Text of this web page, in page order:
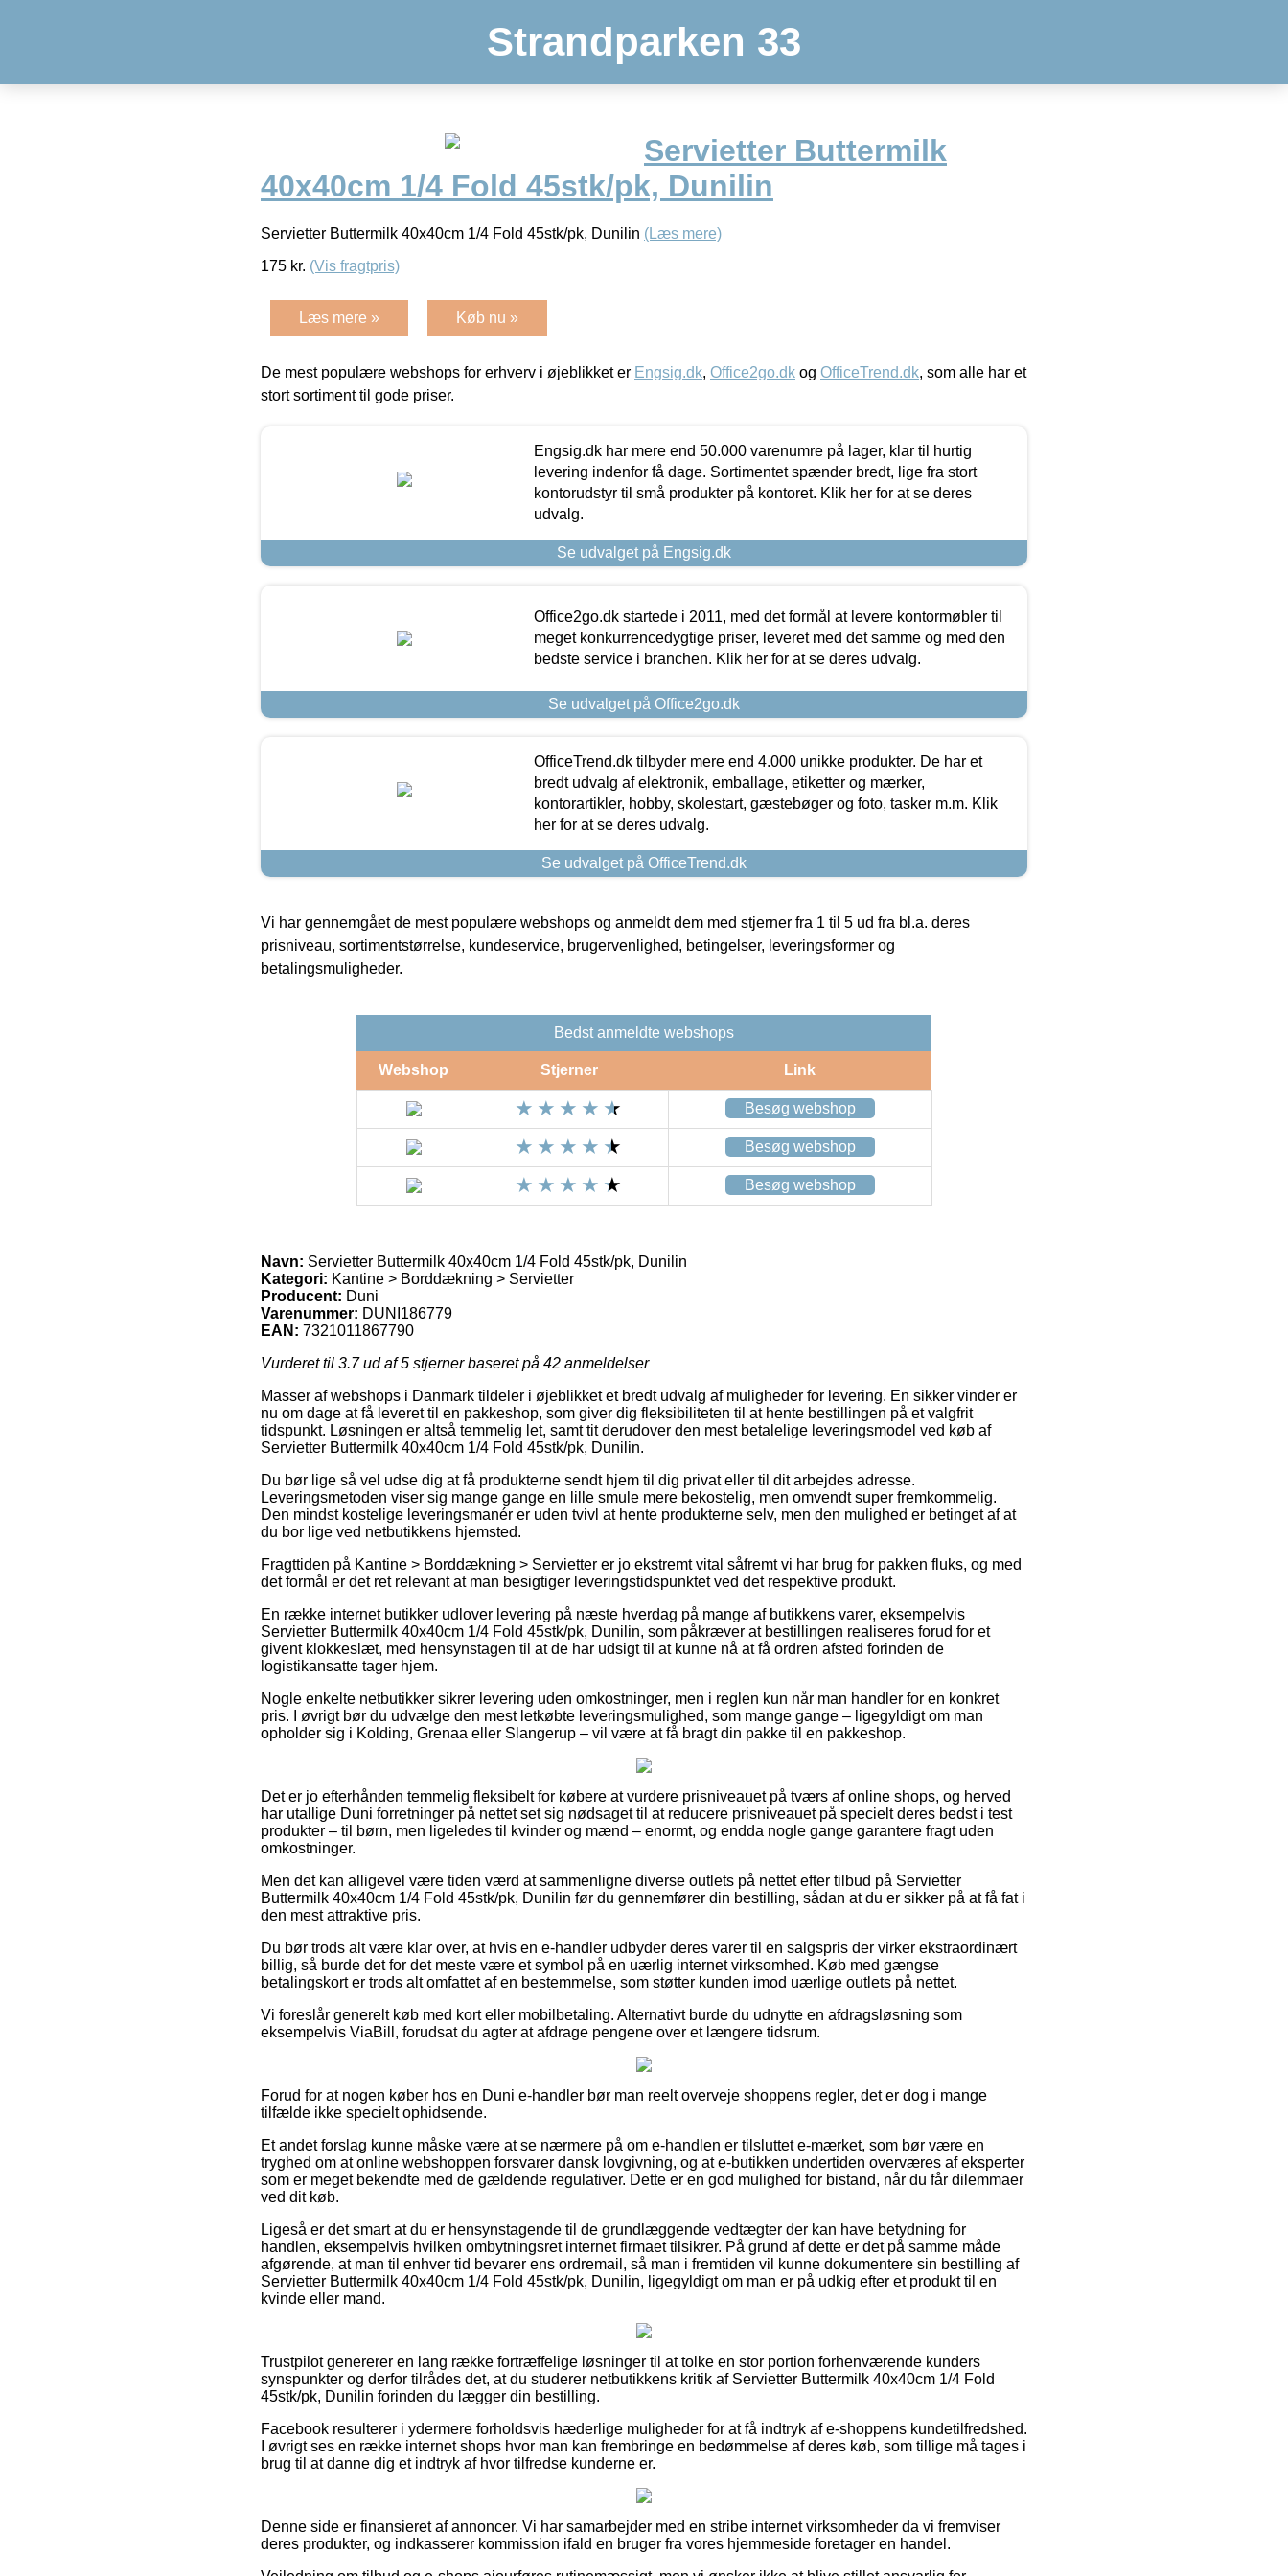
Strandparken 33
Servietter Buttermilk
40x40cm 1/4 Fold 45stk/pk, Dunilin
Servietter Buttermilk 40x40cm 1/4 Fold 45stk/pk, Dunilin (Læs mere)
175 kr. (Vis fragtpris)
Læs mere » Køb nu »
De mest populære webshops for erhverv i øjeblikket er Engsig.dk, Office2go.dk og OfficeTrend.dk, som alle har et
stort sortiment til gode priser.
Engsig.dk har mere end 50.000 varenumre på lager, klar til hurtig
levering indenfor få dage. Sortimentet spænder bredt, lige fra stort
kontorudstyr til små produkter på kontoret. Klik her for at se deres
udvalg.
Se udvalget på Engsig.dk
Office2go.dk startede i 2011, med det formål at levere kontormøbler til
meget konkurrencedygtige priser, leveret med det samme og med den
bedste service i branchen. Klik her for at se deres udvalg.
Se udvalget på Office2go.dk
OfficeTrend.dk tilbyder mere end 4.000 unikke produkter. De har et
bredt udvalg af elektronik, emballage, etiketter og mærker,
kontorartikler, hobby, skolestart, gæstebøger og foto, tasker m.m. Klik
her for at se deres udvalg.
Se udvalget på OfficeTrend.dk
Vi har gennemgået de mest populære webshops og anmeldt dem med stjerner fra 1 til 5 ud fra bl.a. deres
prisniveau, sortimentstørrelse, kundeservice, brugervenlighed, betingelser, leveringsformer og
betalingsmuligheder.
Bedst anmeldte webshops
Webshop Stjerner Link
Besøg webshop
Besøg webshop
Besøg webshop
Navn: Servietter Buttermilk 40x40cm 1/4 Fold 45stk/pk, Dunilin
Kategori: Kantine > Borddækning > Servietter
Producent: Duni
Varenummer: DUNI186779
EAN: 7321011867790
Vurderet til 3.7ud af 5 stjerner baseret på 42 anmeldelser
Masser af webshops i Danmark tildeler i øjeblikket et bredt udvalg af muligheder for levering. En sikker vinder er
nu om dage at få leveret til en pakkeshop, som giver dig fleksibiliteten til at hente bestillingen på et valgfrit
tidspunkt. Løsningen er altså temmelig let, samt tit derudover den mest betalelige leveringsmodel ved køb af
Servietter Buttermilk 40x40cm 1/4 Fold 45stk/pk, Dunilin.
Du bør lige så vel udse dig at få produkterne sendt hjem til dig privat eller til dit arbejdes adresse.
Leveringsmetoden viser sig mange gange en lille smule mere bekostelig, men omvendt super fremkommelig.
Den mindst kostelige leveringsmanér er uden tvivl at hente produkterne selv, men den mulighed er betinget af at
du bor lige ved netbutikkens hjemsted.
Fragttiden på Kantine > Borddækning > Servietter er jo ekstremt vital såfremt vi har brug for pakken fluks, og med
det formål er det ret relevant at man besigtiger leveringstidspunktet ved det respektive produkt.
En række internet butikker udlover levering på næste hverdag på mange af butikkens varer, eksempelvis
Servietter Buttermilk 40x40cm 1/4 Fold 45stk/pk, Dunilin, som påkræver at bestillingen realiseres forud for et
givent klokkeslæt, med hensynstagen til at de har udsigt til at kunne nå at få ordren afsted forinden de
logistikansatte tager hjem.
Nogle enkelte netbutikker sikrer levering uden omkostninger, men i reglen kun når man handler for en konkret
pris. I øvrigt bør du udvælge den mest letkøbte leveringsmulighed, som mange gange – ligegyldigt om man
opholder sig i Kolding, Grenaa eller Slangerup – vil være at få bragt din pakke til en pakkeshop.
Det er jo efterhånden temmelig fleksibelt for købere at vurdere prisniveauet på tværs af online shops, og herved
har utallige Duni forretninger på nettet set sig nødsaget til at reducere prisniveauet på specielt deres bedst i test
produkter – til børn, men ligeledes til kvinder og mænd – enormt, og endda nogle gange garantere fragt uden
omkostninger.
Men det kan alligevel være tiden værd at sammenligne diverse outlets på nettet efter tilbud på Servietter
Buttermilk 40x40cm 1/4 Fold 45stk/pk, Dunilin før du gennemfører din bestilling, sådan at du er sikker på at få fat i
den mest attraktive pris.
Du bør trods alt være klar over, at hvis en e-handler udbyder deres varer til en salgspris der virker ekstraordinært
billig, så burde det for det meste være et symbol på en uærlig internet virksomhed. Køb med gængse
betalingskort er trods alt omfattet af en bestemmelse, som støtter kunden imod uærlige outlets på nettet.
Vi foreslår generelt køb med kort eller mobilbetaling. Alternativt burde du udnytte en afdragsløsning som
eksempelvis ViaBill, forudsat du agter at afdrage pengene over et længere tidsrum.
Forud for at nogen køber hos en Duni e-handler bør man reelt overveje shoppens regler, det er dog i mange
tilfælde ikke specielt ophidsende.
Et andet forslag kunne måske være at se nærmere på om e-handlen er tilsluttet e-mærket, som bør være en
tryghed om at online webshoppen forsvarer dansk lovgivning, og at e-butikken undertiden overværes af eksperter
som er meget bekendte med de gældende regulativer. Dette er en god mulighed for bistand, når du får dilemmaer
ved dit køb.
Ligeså er det smart at du er hensynstagende til de grundlæggende vedtægter der kan have betydning for
handlen, eksempelvis hvilken ombytningsret internet firmaet tilsikrer. På grund af dette er det på samme måde
afgørende, at man til enhver tid bevarer ens ordremail, så man i fremtiden vil kunne dokumentere sin bestilling af
Servietter Buttermilk 40x40cm 1/4 Fold 45stk/pk, Dunilin, ligegyldigt om man er på udkig efter et produkt til en
kvinde eller mand.
Trustpilot genererer en lang række fortræffelige løsninger til at tolke en stor portion forhenværende kunders
synspunkter og derfor tilrådes det, at du studerer netbutikkens kritik af Servietter Buttermilk 40x40cm 1/4 Fold
45stk/pk, Dunilin forinden du lægger din bestilling.
Facebook resulterer i ydermere forholdsvis hæderlige muligheder for at få indtryk af e-shoppens kundetilfredshed.
I øvrigt ses en række internet shops hvor man kan frembringe en bedømmelse af deres køb, som tillige må tages i
brug til at danne dig et indtryk af hvor tilfredse kunderne er.
Denne side er finansieret af annoncer. Vi har samarbejder med en stribe internet virksomheder da vi fremviser
deres produkter, og indkasserer kommission ifald en bruger fra vores hjemmeside foretager en handel.